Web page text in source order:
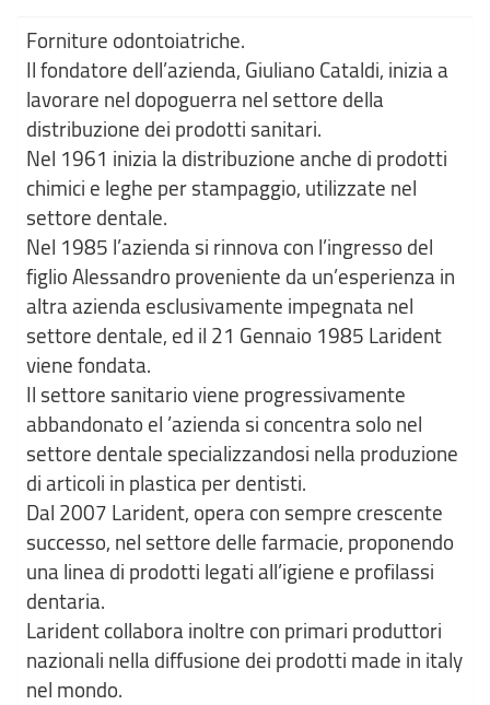
Forniture odontoiatriche.
Il fondatore dell’azienda, Giuliano Cataldi, inizia a
lavorare nel dopoguerra nel settore della
distribuzione dei prodotti sanitari.
Nel 1961 inizia la distribuzione anche di prodotti
chimici e leghe per stampaggio, utilizzate nel
settore dentale.
Nel 1985 l’azienda si rinnova con l’ingresso del
figlio Alessandro proveniente da un’esperienza in
altra azienda esclusivamente impegnata nel
settore dentale, ed il 21 Gennaio 1985 Larident
viene fondata.
Il settore sanitario viene progressivamente
abbandonato el ’azienda si concentra solo nel
settore dentale specializzandosi nella produzione
di articoli in plastica per dentisti.
Dal 2007 Larident, opera con sempre crescente
successo, nel settore delle farmacie, proponendo
una linea di prodotti legati all’igiene e profilassi
dentaria.
Larident collabora inoltre con primari produttori
nazionali nella diffusione dei prodotti made in italy
nel mondo.